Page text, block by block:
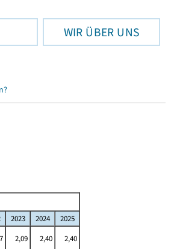
WIR ÜBER UNS
2023 2024
2025
2,09 2,40
2,40